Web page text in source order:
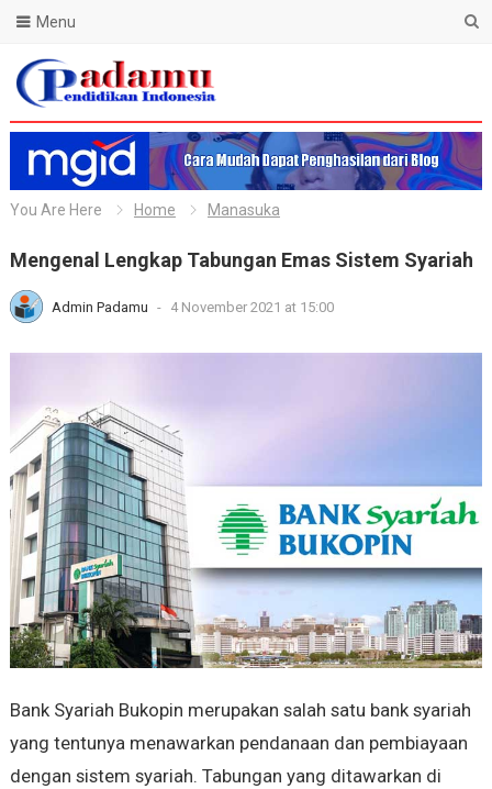
Blog Padamu
Menu
You Are Here Home Manasuka
Mengenal Lengkap Tabungan Emas Sistem Syariah
Admin Padamu - 4 November 2021 at 15:00
Bank Syariah Bukopin merupakan salah satu bank syariah
yang tentunya menawarkan pendanaan dan pembiayaan
dengan sistem syariah. Tabungan yang ditawarkan di